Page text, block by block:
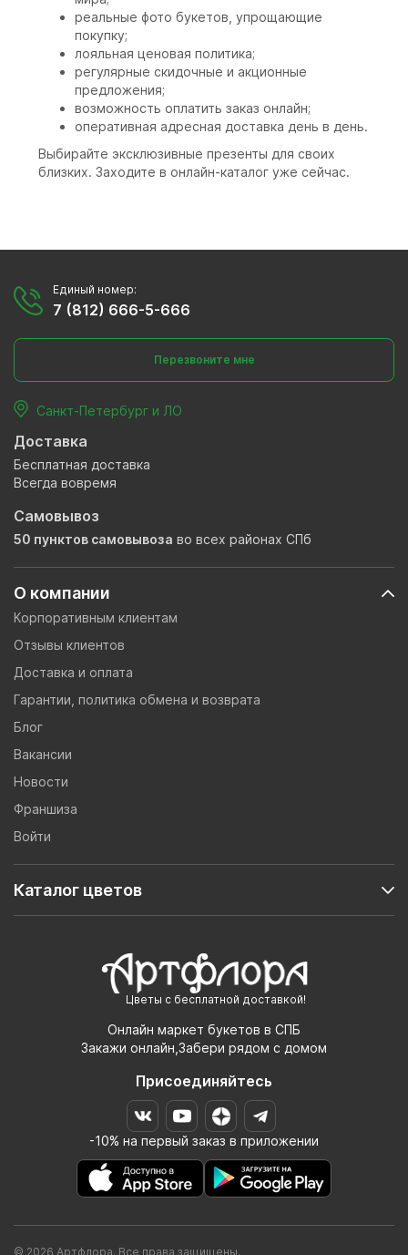
реальные фото букетов, упрощающие
покупку;
лояльная ценовая политика;
регулярные скидочные и акционные
предложения;
возможность оплатить заказ онлайн;
оперативная адресная доставка день в день.
Выбирайте эксклюзивные презенты для своих
близких. Заходите в онлайн-каталог уже сейчас.
Цветы с бесплатной доставкой!
Онлайн маркет букетов в СПБ
Закажи онлайн,Забери рядом с домом
Присоединяйтесь
-10% на первый заказ в приложении
О компании
Корпоративным клиентам
Отзывы клиентов
Доставка и оплата
Гарантии, политика обмена и возврата
Блог
Вакансии
Новости
Франшиза
Войти
Каталог цветов
Единый номер:
7 (812) 666-5-666
Перезвоните мне
Санкт-Петербург и ЛО
Доставка
Бесплатная доставка
Всегда вовремя
Самовывоз
50 пунктов самовывоза во всех районах СПб
© 2026 Артфлора. Все права защищены.